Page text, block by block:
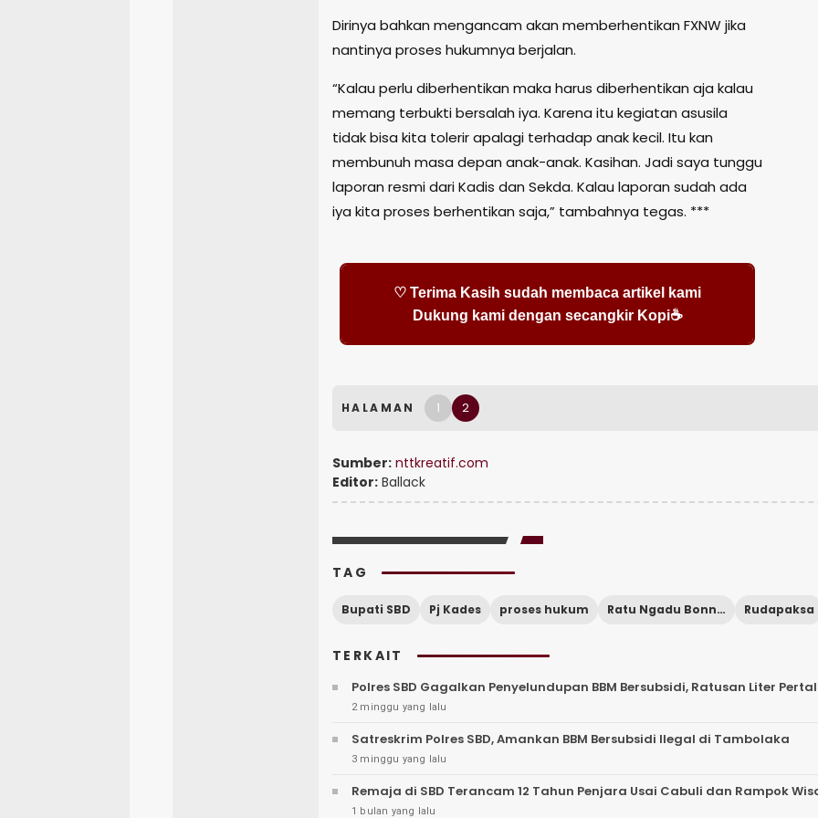
Dirinya bahkan mengancam akan memberhentikan FXNW jika
nantinya proses hukumnya berjalan.
“Kalau perlu diberhentikan maka harus diberhentikan aja kalau
memang terbukti bersalah iya. Karena itu kegiatan asusila
tidak bisa kita tolerir apalagi terhadap anak kecil. Itu kan
membunuh masa depan anak-anak. Kasihan. Jadi saya tunggu
laporan resmi dari Kadis dan Sekda. Kalau laporan sudah ada
iya kita proses berhentikan saja,” tambahnya tegas. ***
♡ Terima Kasih sudah membaca artikel kami
Dukung kami dengan secangkir Kopi☕
HALAMAN 1 2
Sumber: nttkreatif.com
Editor: Ballack
TAG
Bupati SBD Pj Kades proses hukum Ratu Ngadu Bonnu Wulla Rudapaksa
TERKAIT
Polres SBD Gagalkan Penyelundupan BBM Bersubsidi, Ratusan Liter
2 minggu yang lalu
Satreskrim Polres SBD, Amankan BBM Bersubsidi Ilegal di Tambolaka
3 minggu yang lalu
Remaja di SBD Terancam 12 Tahun Penjara Usai Cabuli dan Rampok
1 bulan yang lalu